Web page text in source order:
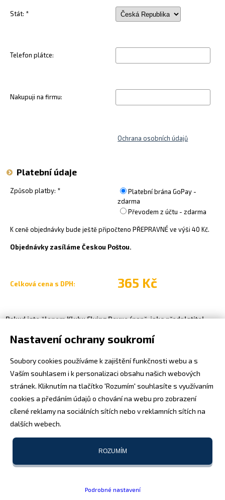
Stát: *
Telefon plátce:
Nakupuji na firmu:
Ochrana osobních údajů
Platební údaje
Způsob platby: *
Platební brána GoPay -
zdarma
Převodem z účtu - zdarma
K ceně objednávky bude ještě připočteno PŘEPRAVNÉ ve výši40 Kč.
Objednávky zasíláme Českou Poštou.
Celková cena s DPH: 365 Kč
Pokud jste členem Klubu Flying Revue (např. jako předplatitel
vedeno. Systém vám automaticky přiřadí slevu.
Nastavení ochrany soukromí
Soubory cookies používáme k zajištění funkčnosti webu a s
Vaším souhlasem i k personalizaci obsahu našich webových
stránek. Kliknutím na tlačítko 'Rozumím' souhlasíte s využívaním
cookies a předáním údajů o chování na webu pro zobrazení
cílené reklamy na sociálních sítích nebo v reklamních sítích na
dalších webech.
ROZUMÍM
Podrobné nastavení